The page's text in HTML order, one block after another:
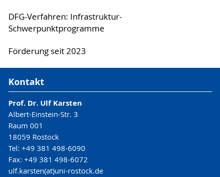
DFG-Verfahren: Infrastruktur-
Schwerpunktprogramme
Förderung seit 2023
Kontakt
Prof. Dr. Ulf Karsten
Albert-Einstein-Str. 3
Raum 001
18059 Rostock
Tel: +49 381 498-6090
Fax: +49 381 498-6072
ulf.karsten(at)uni-rostock.de